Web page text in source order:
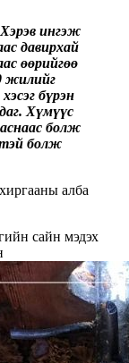
Хэрэв ингэж
давирхай
өөрийгөө
жилийг
бүрэн
Хүмүүс
болж
болж
алба
сайн мэдэх